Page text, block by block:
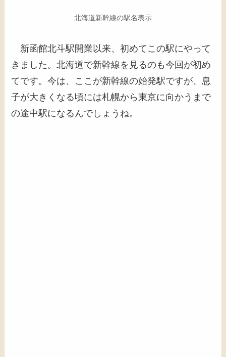
北海道新幹線の駅名表示
新函館北斗駅開業以来、初めてこの駅にやって
きました。北海道で新幹線を見るのも今回が初め
てです。今は、ここが新幹線の始発駅ですが、息
子が大きくなる頃には札幌から東京に向かうまで
の途中駅になるんでしょうね。